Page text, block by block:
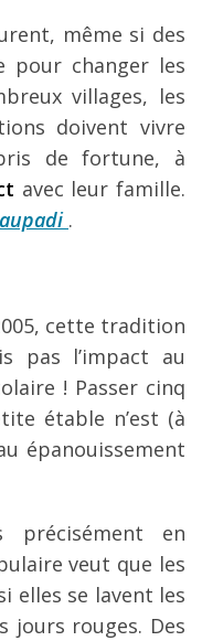
même si des
pour changer les
villages, les
doivent vivre
de fortune, à
avec leur famille.
.
cette tradition
pas l’impact au
! Passer cinq
étable n’est (à
épanouissement
précisément en
veut que les
elles se lavent les
jours rouges. Des